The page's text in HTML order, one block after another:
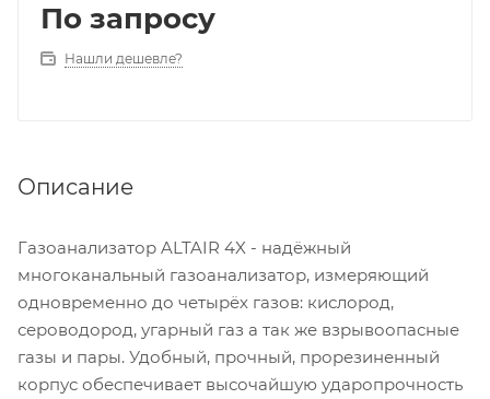
По запросу
Нашли дешевле?
Описание
Газоанализатор ALTAIR 4X - надëжный
многоканальный газоанализатор, измеряющий
одновременно до четырëх газов: кислород,
сероводород, угарный газ а так же взрывоопасные
газы и пары. Удобный, прочный, прорезиненный
корпус обеспечивает высочайшую ударопрочность